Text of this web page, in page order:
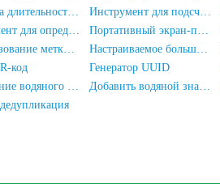
Проверка длительности нахождения мобильного номера в сети Инструмент для подсчета числа людей на фотографиях
Инструмент для определения разрешения экрана Портативный экран-пуля
Преобразование метки времени в дату/время Настраиваемое большое колесо фортуны
код Генератор UUID
Добавление водяного знака к видео Добавить водяной знак на изображение